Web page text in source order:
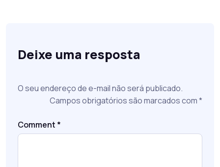
Deixe uma resposta
O seu endereço de e-mail não será publicado.
Campos obrigatórios são marcados com*
Comment *